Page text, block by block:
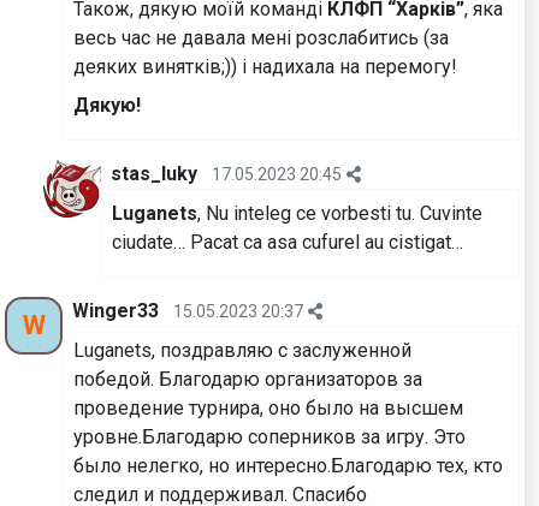
Також, дякую моїй команді КЛФП “Харків”, яка
весь час не давала мені розслабитись (за
деяких винятків;)) і надихала на перемогу!
Дякую!
stas_luky 17.05.2023 20:45
Luganets, Nu inteleg ce vorbesti tu. Cuvinte
ciudate… Pacat ca asa cufurel au cistigat…
W Winger33 15.05.2023 20:37
Luganets, поздравляю с заслуженной
победой. Благодарю организаторов за
проведение турнира, оно было на высшем
уровне.Благодарю соперников за игру. Это
было нелегко, но интересно.Благодарю тех, кто
следил и поддерживал. Спасибо